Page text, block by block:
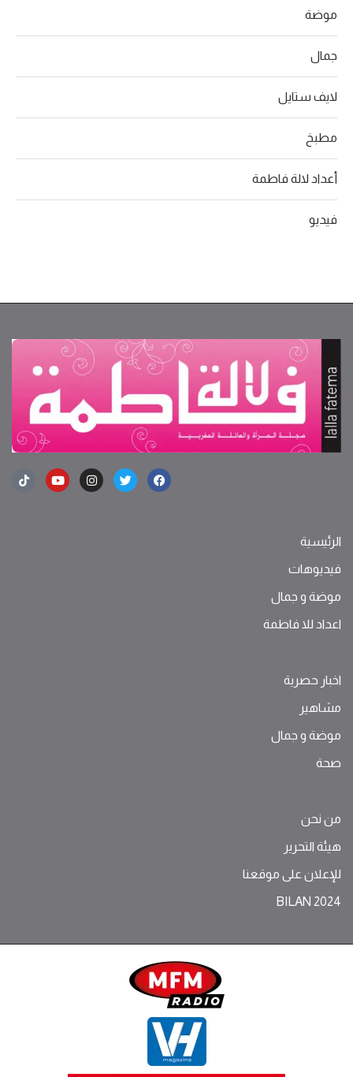
موضة
جمال
لايف ستايل
مطبخ
أعداد لالة فاطمة
فيديو
الرئيسية
فيديوهات
موضة ‫و‬ ‫‬‫جمال‬
اعداد للا فاطمة
اخبار حصرية
مشاهير
موضة ‫و‬ ‫‬‫جمال‬
صحة
من نحن
هيئة التحرير
للإعلان على موقعنا
BILAN 2024